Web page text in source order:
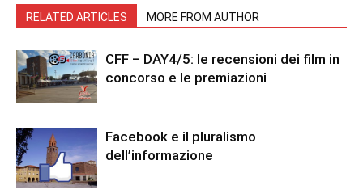
RELATED ARTICLES MORE FROM AUTHOR
CFF – DAY4/5: le recensioni dei film in
concorso e le premiazioni
Facebook e il pluralismo
dell’informazione